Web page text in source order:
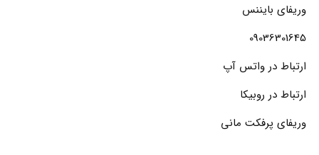
وریفای بایننس
09036301645
ارتباط در واتس آپ
ارتباط در روبیکا
وریفای پرفکت مانی